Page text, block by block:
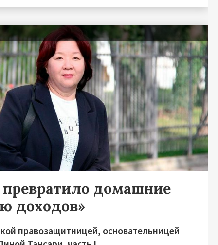
превратило домашние
доходов»
правозащитницей, основательницей